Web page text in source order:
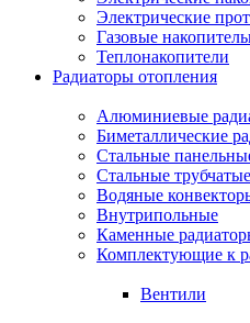
Электрические
Газовые
Теплонакопители
Радиаторы отопления
Алюминиевые
Биметаллические
Стальные
Стальные
Водяные
Внутрипольные
Каменные
Комплектующие к
Вентили